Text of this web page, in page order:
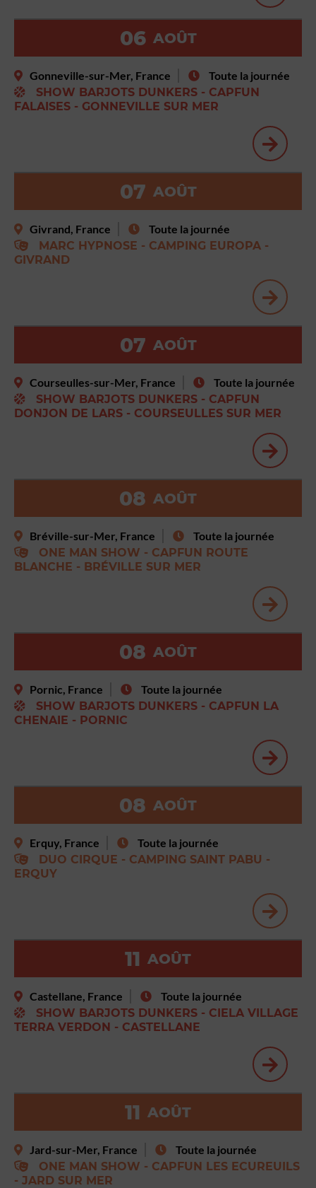
06 AOÛT
Gonneville-sur-Mer, France
Toute la journée
SHOW BARJOTS DUNKERS - CAPFUN
FALAISES - GONNEVILLE SUR MER
07 AOÛT
Givrand, France
Toute la journée
MARC HYPNOSE - CAMPING EUROPA -
GIVRAND
07 AOÛT
Courseulles-sur-Mer, France
Toute la journée
SHOW BARJOTS DUNKERS - CAPFUN
DONJON DE LARS - COURSEULLES SUR MER
08 AOÛT
Bréville-sur-Mer, France
Toute la journée
ONE MAN SHOW - CAPFUN ROUTE
BLANCHE - BRÉVILLE SUR MER
08 AOÛT
Pornic, France
Toute la journée
SHOW BARJOTS DUNKERS - CAPFUN LA
CHENAIE - PORNIC
08 AOÛT
Erquy, France
Toute la journée
DUO CIRQUE - CAMPING SAINT PABU -
ERQUY
11 AOÛT
Castellane, France
Toute la journée
SHOW BARJOTS DUNKERS - CIELA VILLAGE
TERRA VERDON - CASTELLANE
11 AOÛT
Jard-sur-Mer, France
Toute la journée
ONE MAN SHOW - CAPFUN LES ECUREUILS
- JARD SUR MER